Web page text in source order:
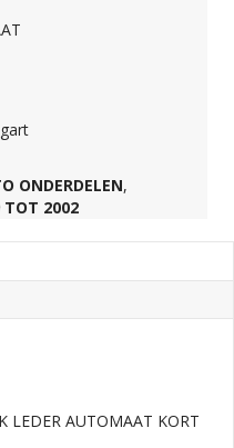
ONDERDELEN,
TOT 2002
LEDER AUTOMAAT KORT